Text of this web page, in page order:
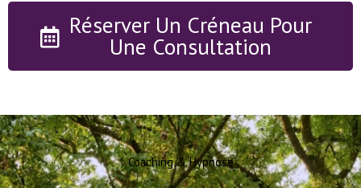
Réserver Un Créneau Pour
Une Consultation
Coaching & Hypnose